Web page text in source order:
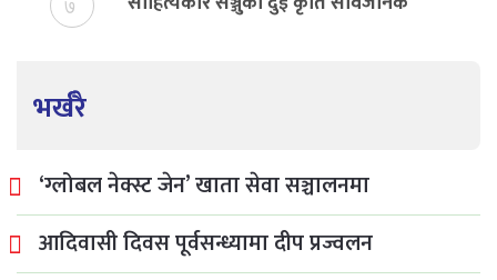
७
भर्खरै
‘ग्लोबल नेक्स्ट जेन’ खाता सेवा सञ्चालनमा
आदिवासी दिवस पूर्वसन्ध्यामा दीप प्रज्वलन